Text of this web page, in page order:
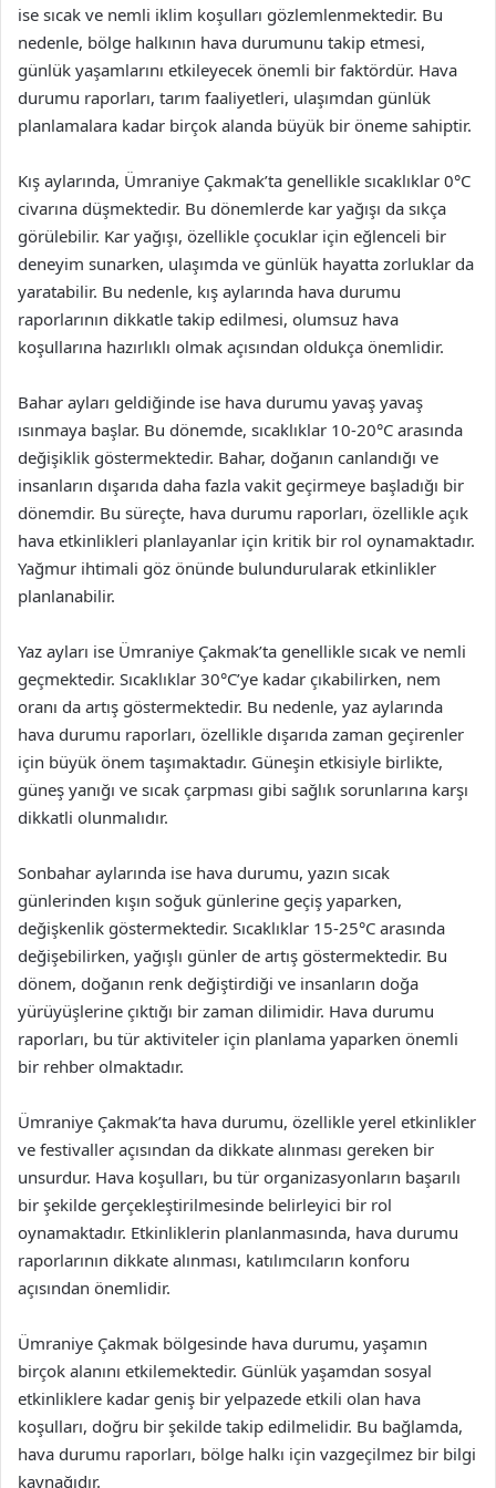
ise sıcak ve nemli iklim koşulları gözlemlenmektedir. Bu
nedenle, bölge halkının hava durumunu takip etmesi,
günlük yaşamlarını etkileyecek önemli bir faktördür. Hava
durumu raporları, tarım faaliyetleri, ulaşımdan günlük
planlamalara kadar birçok alanda büyük bir öneme sahiptir.
Kış aylarında, Ümraniye Çakmak’ta genellikle sıcaklıklar 0°C
civarına düşmektedir. Bu dönemlerde kar yağışı da sıkça
görülebilir. Kar yağışı, özellikle çocuklar için eğlenceli bir
deneyim sunarken, ulaşımda ve günlük hayatta zorluklar da
yaratabilir. Bu nedenle, kış aylarında hava durumu
raporlarının dikkatle takip edilmesi, olumsuz hava
koşullarına hazırlıklı olmak açısından oldukça önemlidir.
Bahar ayları geldiğinde ise hava durumu yavaş yavaş
ısınmaya başlar. Bu dönemde, sıcaklıklar 10-20°C arasında
değişiklik göstermektedir. Bahar, doğanın canlandığı ve
insanların dışarıda daha fazla vakit geçirmeye başladığı bir
dönemdir. Bu süreçte, hava durumu raporları, özellikle açık
hava etkinlikleri planlayanlar için kritik bir rol oynamaktadır.
Yağmur ihtimali göz önünde bulundurularak etkinlikler
planlanabilir.
Yaz ayları ise Ümraniye Çakmak’ta genellikle sıcak ve nemli
geçmektedir. Sıcaklıklar 30°C’ye kadar çıkabilirken, nem
oranı da artış göstermektedir. Bu nedenle, yaz aylarında
hava durumu raporları, özellikle dışarıda zaman geçirenler
için büyük önem taşımaktadır. Güneşin etkisiyle birlikte,
güneş yanığı ve sıcak çarpması gibi sağlık sorunlarına karşı
dikkatli olunmalıdır.
Sonbahar aylarında ise hava durumu, yazın sıcak
günlerinden kışın soğuk günlerine geçiş yaparken,
değişkenlik göstermektedir. Sıcaklıklar 15-25°C arasında
değişebilirken, yağışlı günler de artış göstermektedir. Bu
dönem, doğanın renk değiştirdiği ve insanların doğa
yürüyüşlerine çıktığı bir zaman dilimidir. Hava durumu
raporları, bu tür aktiviteler için planlama yaparken önemli
bir rehber olmaktadır.
Ümraniye Çakmak’ta hava durumu, özellikle yerel etkinlikler
ve festivaller açısından da dikkate alınması gereken bir
unsurdur. Hava koşulları, bu tür organizasyonların başarılı
bir şekilde gerçekleştirilmesinde belirleyici bir rol
oynamaktadır. Etkinliklerin planlanmasında, hava durumu
raporlarının dikkate alınması, katılımcıların konforu
açısından önemlidir.
Ümraniye Çakmak bölgesinde hava durumu, yaşamın
birçok alanını etkilemektedir. Günlük yaşamdan sosyal
etkinliklere kadar geniş bir yelpazede etkili olan hava
koşulları, doğru bir şekilde takip edilmelidir. Bu bağlamda,
hava durumu raporları, bölge halkı için vazgeçilmez bir bilgi
kaynağıdır.